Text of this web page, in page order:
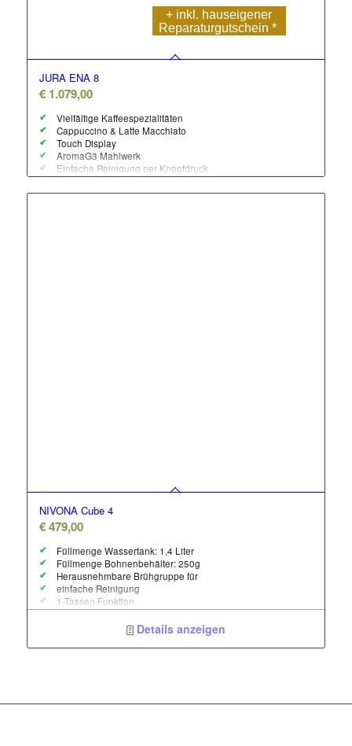
+ inkl. hauseigener
Reparaturgutschein *
JURA ENA 8
€1.079,00
Vielfältige Kaffeespezialitäten
Cappuccino & Latte Macchiato
Touch Display
AromaG3 Mahlwerk
Einfache Reinigung per Knopfdruck
Extrem kompaktes Design mit Stil
Hochwertiges Design mit edlen Details
NIVONA Cube 4
€479,00
Füllmenge Wassertank: 1,4 Liter
Füllmenge Bohnenbehälter: 250g
Herausnehmbare Brühgruppe für
einfache Reinigung
1-Tassen Funktion
Details anzeigen